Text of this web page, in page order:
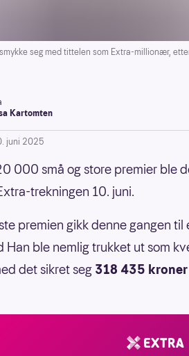
seg med tittelen som Extra-millionær,
Kartomten
juni 2025
000 små og store premier ble
trekningen 10. juni.
premien gikk denne gangen til
Han ble nemlig trukket ut som
det sikret seg 318 435 kroner